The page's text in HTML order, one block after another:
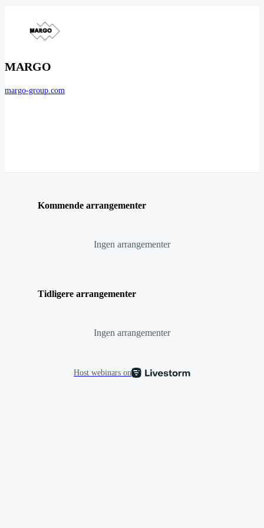
MARGO
margo-group.com
Kommende arrangementer
Ingen arrangementer
Tidligere arrangementer
Ingen arrangementer
Host webinars on